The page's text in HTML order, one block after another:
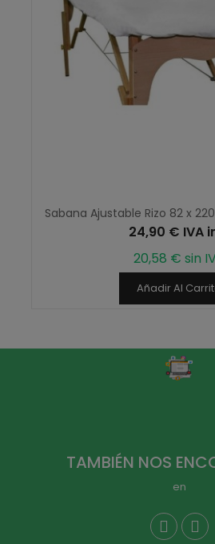
Sabana Ajustable Rizo 82 x
24,90 € IVA
20,58 € sin
Añadir Al
TAMBIÉN NOS
en